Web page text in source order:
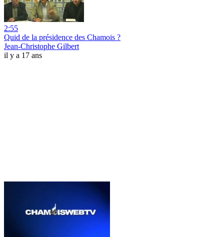
2:55
Quid de la présidence des Chamois ?
Jean-Christophe Gilbert
il y a 17 ans